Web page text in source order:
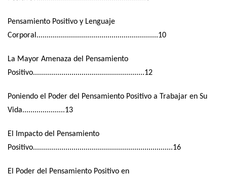
Pensamiento Positivo y Lenguaje
Corporal............................................................10
La Mayor Amenaza del Pensamiento
Positivo.......................................................12
Poniendo el Poder del Pensamiento Positivo a Trabajar en Su
Vida.....................13
El Impacto del Pensamiento
Positivo.....................................................................16
El Poder del Pensamiento Positivo en